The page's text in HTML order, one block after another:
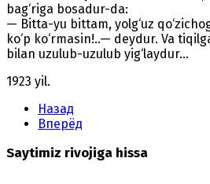
bag‘riga bosadur-da:
— Bitta-yu bittam, yolg‘uz
ko‘p ko‘rmasin!..— deydur. Va
bilan uzulub-uzulub yig‘laydur...
1923 yil.
Назад
Вперёд
Saytimiz rivojiga hissa